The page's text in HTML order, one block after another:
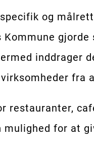
og
Kommune
inddrager
fra
restauranter,
mulighed for at